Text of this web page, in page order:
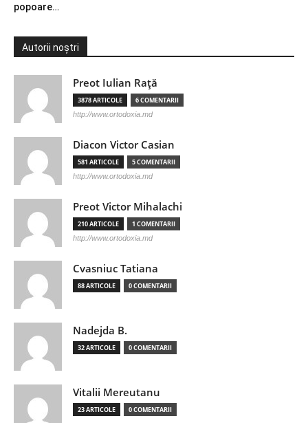
popoare…
Autorii noștri
Preot Iulian Raţă
3878 ARTICOLE 6 COMENTARII
http://www.ortodoxia.md
Diacon Victor Casian
581 ARTICOLE 5 COMENTARII
http://www.ortodoxia.md
Preot Victor Mihalachi
210 ARTICOLE 1 COMENTARII
http://www.ortodoxia.md
Cvasniuc Tatiana
88 ARTICOLE 0 COMENTARII
Nadejda B.
32 ARTICOLE 0 COMENTARII
Vitalii Mereutanu
23 ARTICOLE 0 COMENTARII